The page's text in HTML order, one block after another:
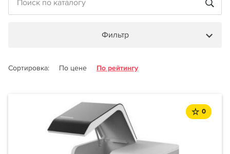
Фильтр
Сортировка: По цене По рейтингу
0